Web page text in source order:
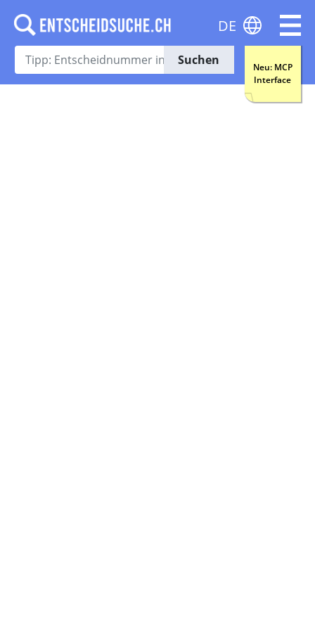
Suchen
Neu: MCP
Interface
DE